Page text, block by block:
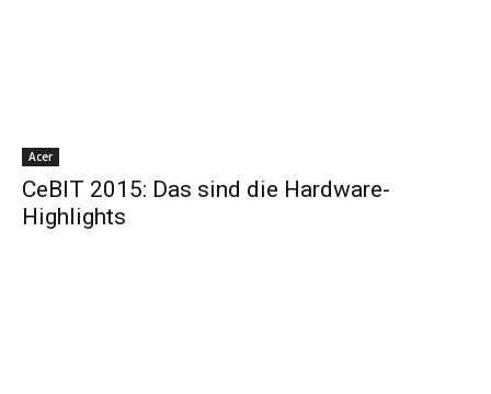
Acer
CeBIT 2015: Das sind die Hardware-
Highlights